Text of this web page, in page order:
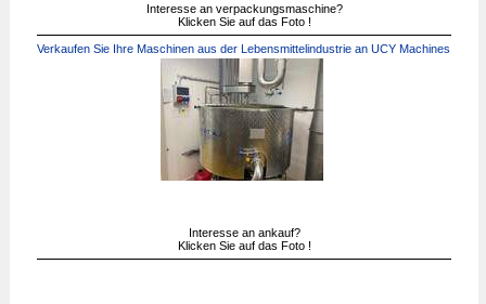
Interesse an verpackungsmaschine?
Klicken Sie auf das Foto !
Verkaufen Sie Ihre Maschinen aus der Lebensmittelindustrie an UCY Machines
Interesse an ankauf?
Klicken Sie auf das Foto !